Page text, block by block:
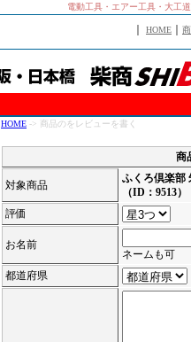
電動工具・エアー工具・大工
HOME
HOME -> 商品のをレビューを書く
商
対象商品
ふくろ倶楽部
（ID：9513）
評価
お名前
ネームも可
都道府県